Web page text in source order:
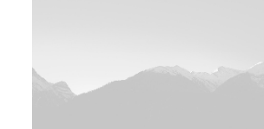
Design